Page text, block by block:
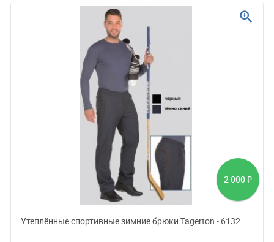
2 000 ₽
Утеплённые спортивные зимние брюки Tagerton - 6132
zoom_in